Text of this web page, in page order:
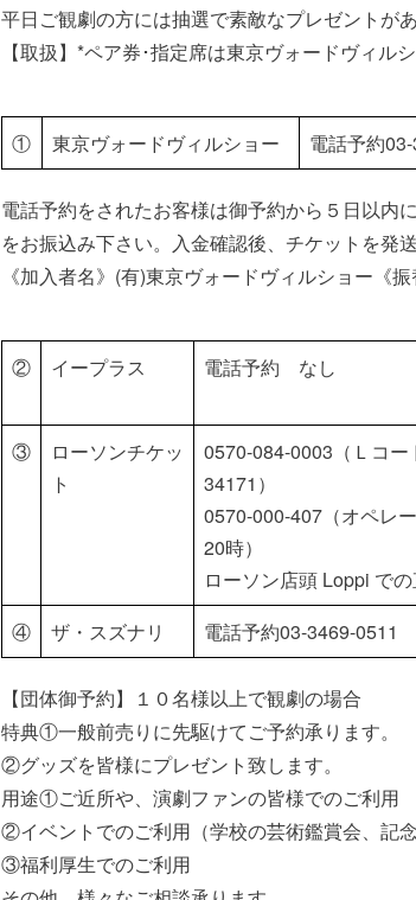
平日ご観劇の方には抽選で素敵なプレゼントが
【取扱】*ペア券･指定席は東京ヴォードヴィル
① 東京ヴォードヴィルショー 電話予約
電話予約をされたお客様は御予約から５日以内
をお振込み下さい。入金確認後、チケットを発送
《加入者名》(有)東京ヴォードヴィルショー《
② イープラス 電話予約 なし
③
ローソンチケッ
ト
0570-084-0003（Ｌコー
34171）
0570-000-407（オペレ
20時）
ローソン店頭 Loppi で
④ ザ・スズナリ 電話予約03-3469-0511
【団体御予約】１０名様以上で観劇の場合
特典①一般前売りに先駆けてご予約承ります。
②グッズを皆様にプレゼント致します。
用途①ご近所や、演劇ファンの皆様でのご利用
②イベントでのご利用（学校の芸術鑑賞会、記念
③福利厚生でのご利用